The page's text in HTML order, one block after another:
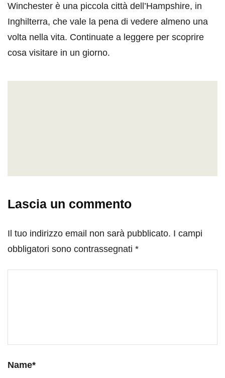
Winchester è una piccola città dell’Hampshire, in
Inghilterra, che vale la pena di vedere almeno una
volta nella vita. Continuate a leggere per scoprire
cosa visitare in un giorno.
Lascia un commento
Il tuo indirizzo email non sarà pubblicato. I campi
obbligatori sono contrassegnati *
Name*